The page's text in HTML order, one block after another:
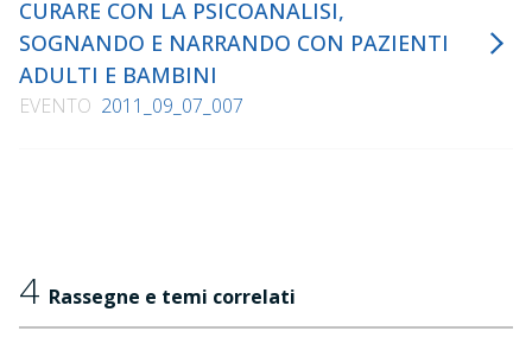
CURARE CON LA PSICOANALISI,
SOGNANDO E NARRANDO CON PAZIENTI
ADULTI E BAMBINI
EVENTO 2011_09_07_007
4 Rassegne e temi correlati